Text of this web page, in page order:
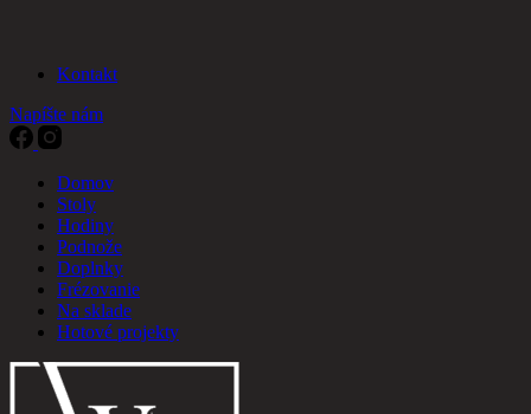
Kontakt
Napíšte nám
Domov
Stoly
Hodiny
Podnože
Doplnky
Frézovanie
Na sklade
Hotové projekty